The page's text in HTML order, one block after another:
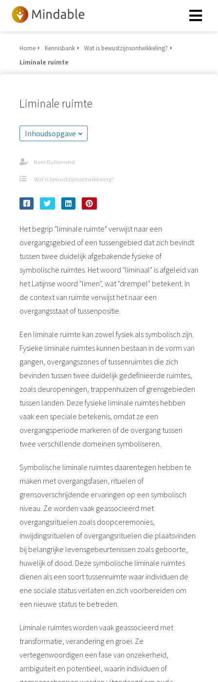
Home Kennisbank
Wat is bewustzijnsontwikkeling?
Liminale ruimte
Liminale ruimte
Inhoudsopgave
Kees Dullemond
Wat is bewustzijnsontwikkeling?
Het begrip "liminale ruimte" verwijst naar een
overgangsgebied of een tussengebied dat zich bevindt
tussen twee duidelijk afgebakende fysieke of
symbolische ruimtes. Het woord "liminaal" is afgeleid van
het Latijnse woord "limen", wat "drempel" betekent. In
de context van ruimte verwijst het naar een
overgangsstaat of tussenpositie.
Een liminale ruimte kan zowel fysiek als symbolisch zijn.
Fysieke liminale ruimtes kunnen bestaan in de vorm van
gangen, overgangszones of tussenruimtes die zich
bevinden tussen twee duidelijk gedefinieerde ruimtes,
zoals deuropeningen, trappenhuizen of grensgebieden
tussen landen. Deze fysieke liminale ruimtes hebben
vaak een speciale betekenis, omdat ze een
overgangsperiode markeren of de overgang tussen
twee verschillende domeinen symboliseren.
Symbolische liminale ruimtes daarentegen hebben te
maken met overgangsfasen, rituelen of
grensoverschrijdende ervaringen op een symbolisch
niveau. Ze worden vaak geassocieerd met
overgangsrituelen zoals doopceremonies,
inwijdingsrituelen of overgangsrituelen die plaatsvinden
bij belangrijke levensgebeurtenissen zoals geboorte,
huwelijk of dood. Deze symbolische liminale ruimtes
dienen als een soort tussenruimte waar individuen de
ene sociale status verlaten en zich voorbereiden om
een nieuwe status te betreden.
Liminale ruimtes worden vaak geassocieerd met
transformatie, verandering en groei. Ze
vertegenwoordigen een fase van onzekerheid,
ambiguïteit en potentieel, waarin individuen of